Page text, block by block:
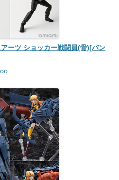
ーツ ショッカー戦闘員(骨)[バン